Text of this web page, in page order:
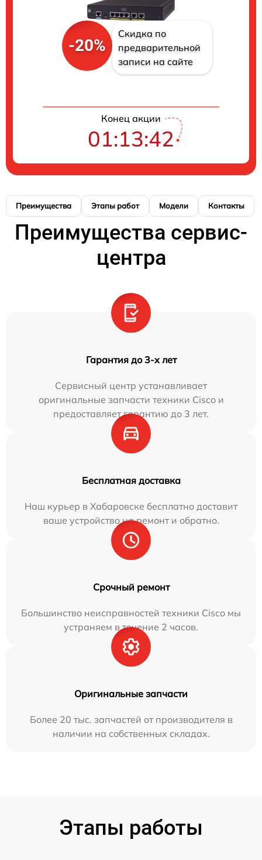
-20%
Скидка по
предварительной
записи на сайте
Конец акции
01:13:42
Преимущества Этапы работ Модели Контакты
Преимущества сервис-
центра
Гарантия до 3-х лет
Сервисный центр устанавливает
оригинальные запчасти техники Cisco и
предоставляет гарантию до 3 лет.
Бесплатная доставка
Наш курьер в Хабаровске бесплатно доставит
ваше устройство на ремонт и обратно.
Срочный ремонт
Большинство неисправностей техники Cisco мы
устраняем в течение 2 часов.
Оригинальные запчасти
Более 20 тыс. запчастей от производителя в
наличии на собственных складах.
Этапы работы